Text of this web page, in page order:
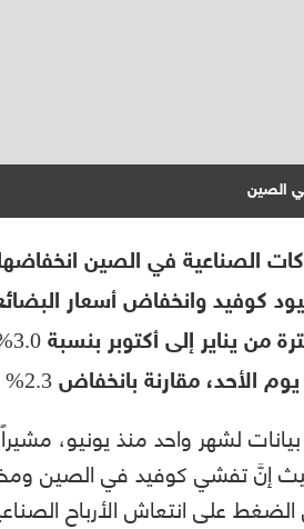
الصين
الصناعية في الصين
كوفيد وانخفاض أسعار
بانخفاض 2.3% في الأشهر التسعة الأُولى من العام.
لشهر واحد منذ يونيو،
إنَّ تفشي كوفيد في الصين
على انتعاش الأرباح